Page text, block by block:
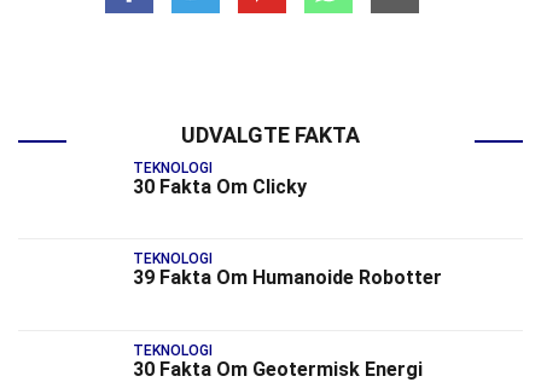
UDVALGTE FAKTA
TEKNOLOGI
30 Fakta Om Clicky
TEKNOLOGI
39 Fakta Om Humanoide Robotter
TEKNOLOGI
30 Fakta Om Geotermisk Energi